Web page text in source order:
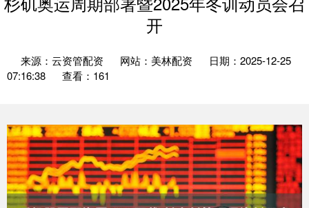
开
来源：云资管配资 网站：美林配资
日期：2025-12-25
07:16:38
查看：161